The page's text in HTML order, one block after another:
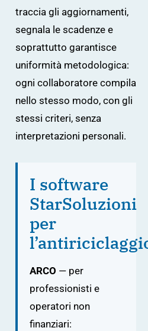
traccia gli aggiornamenti,
segnala le scadenze e
soprattutto garantisce
uniformità metodologica:
ogni collaboratore compila
nello stesso modo, con gli
stessi criteri, senza
interpretazioni personali.
I software
StarSoluzioni
per
ARCO — per
professionisti e
operatori non
finanziari: